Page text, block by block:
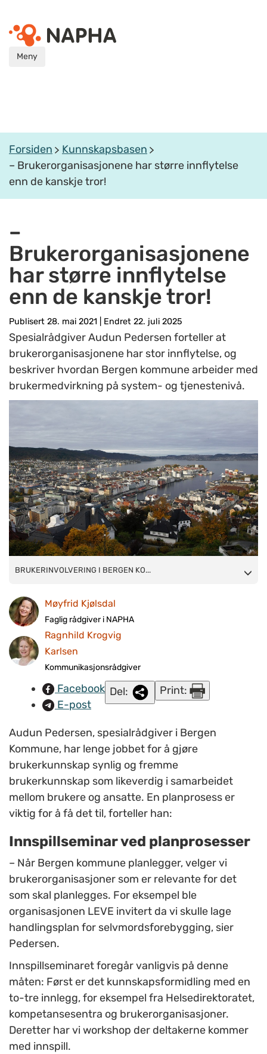
Meny
Forsiden
Kunnskapsbasen
– Brukerorganisasjonene har større innflytelse
enn de kanskje tror!
–
Brukerorganisasjonene
har større innflytelse
enn de kanskje tror!
Publisert 28. mai 2021 Endret 22. juli 2025
Spesialrådgiver Audun Pedersen forteller at
brukerorganisasjonene har stor innflytelse, og
beskriver hvordan Bergen kommune arbeider med
brukermedvirkning på system- og tjenestenivå.
BRUKERINVOLVERING I BERGEN KOMMUNE: Det jobbes mye
Audun Pedersen har brukerorganisasjonene stor innflytelse.
(Foto: Kristin Hauge Klemsdal, Bergen kommune).
BRUKERINVOLVERING I BERGEN KO...
Møyfrid Kjølsdal
Faglig rådgiver i NAPHA
Ragnhild Krogvig
Karlsen
Kommunikasjonsrådgiver
Facebook
E-post
Del: Print:
Audun Pedersen, spesialrådgiver i Bergen
Kommune, har lenge jobbet for å gjøre
brukerkunnskap synlig og fremme
brukerkunnskap som likeverdig i samarbeidet
mellom brukere og ansatte. En planprosess er
viktig for å få det til, forteller han:
Innspillseminar ved planprosesser
– Når Bergen kommune planlegger, velger vi
brukerorganisasjoner som er relevante for det
som skal planlegges. For eksempel ble
organisasjonen LEVE invitert da vi skulle lage
handlingsplan for selvmordsforebygging, sier
Pedersen.
Innspillseminaret foregår vanligvis på denne
måten: Først er det kunnskapsformidling med en
to-tre innlegg, for eksempel fra Helsedirektoratet,
kompetansesentra og brukerorganisasjoner.
Deretter har vi workshop der deltakerne kommer
med innspill.